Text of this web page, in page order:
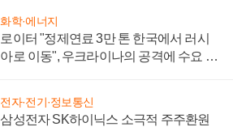
화학·에너지
로이터 "정제연료 3만 톤 한국에서 러시
아로 이동", 우크라이나의 공격에 수요 늘
전자·전기·정보통신
삼성전자 SK하이닉스 소극적 주주환원